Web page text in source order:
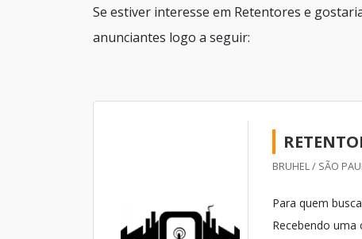
Se estiver interesse em Retentores e
anunciantes logo a seguir:
BRUHEL / SÃO
Para quem
Recebendo